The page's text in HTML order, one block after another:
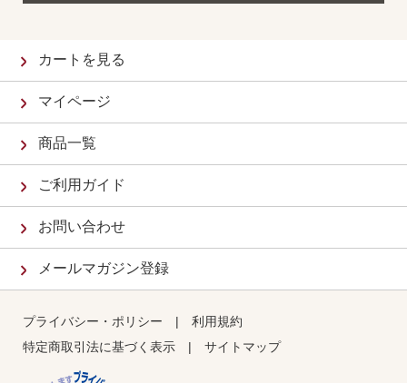
カートを見る
マイページ
商品一覧
ご利用ガイド
お問い合わせ
メールマガジン登録
プライバシー・ポリシー | 利用規約
特定商取引法に基づく表示 | サイトマップ